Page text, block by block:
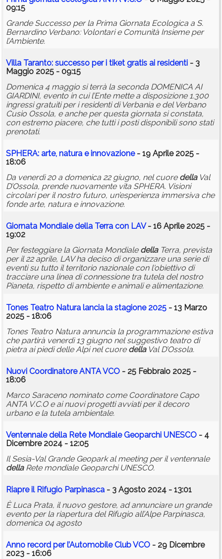
09:15
Grande Successo per la Prima Giornata Ecologica a S.
Bernardino Verbano: Volontari e Comunità Insieme per
l’Ambiente.
Villa Taranto: successo per i tiket gratis ai residenti - 3
Maggio 2025 - 09:15
Domenica 4 maggio si terrà la seconda DOMENICA AI
GIARDINI, evento in cui l’Ente mette a disposizione 1.300
ingressi gratuiti per i residenti di Verbania e del Verbano
Cusio Ossola, e anche per questa giornata si constata,
con estremo piacere, che tutti i posti disponibili sono stati
prenotati.
SPHERA: arte, natura e innovazione- 19 Aprile 2025 -
18:06
Da venerdì 20 a domenica 22 giugno, nel cuore dellaVal
D’Ossola, prende nuovamente vita SPHERA. Visioni
circolari per il nostro futuro, un’esperienza immersiva che
fonde arte, natura e innovazione.
Giornata Mondialedella Terra con LAV- 16 Aprile 2025 -
19:02
Per festeggiare la Giornata Mondiale dellaTerra, prevista
per il 22 aprile, LAV ha deciso di organizzare una serie di
eventi su tutto il territorio nazionale con l'obiettivo di
tracciare una linea di connessione tra tutela del nostro
Pianeta, rispetto di ambiente e animali e alimentazione.
Tones Teatro Natura lancia la stagione 2025 - 13 Marzo
2025 - 18:06
Tones Teatro Natura annuncia la programmazione estiva
che partirà venerdì 13 giugno nel suggestivo teatro di
pietra ai piedi delle Alpi nel cuore dellaVal D’Ossola.
Nuovi Coordinatore ANTA VCO - 25 Febbraio 2025 -
18:06
Marco Saraceno nominato come Coordinatore Capo
ANTA V.C.O e ai nuovi progetti avviati per il decoro
urbano e la tutela ambientale.
Ventennaledella Rete Mondiale Geoparchi UNESCO - 4
Dicembre 2024 - 12:05
Il Sesia-Val Grande Geopark al meeting per il ventennale
dellaRete mondiale Geoparchi UNESCO.
Riapre il Rifugio Parpinasca - 3 Agosto 2024 - 13:01
È Luca Prata, il nuovo gestore, ad annunciare un grande
evento per la riapertura del Rifugio all’Alpe Parpinasca,
domenica 04 agosto
Anno record per l’Automobile Club VCO - 29 Dicembre
2023 - 16:06